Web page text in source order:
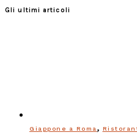
Gli ultimi articoli
Giappone a Roma,